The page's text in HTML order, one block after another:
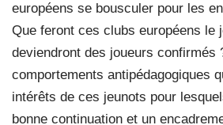
européens se bousculer pour les
Que feront ces clubs européens le
deviendront des joueurs confirmés
comportements antipédagogiques
intérêts de ces jeunots pour
bonne continuation et un